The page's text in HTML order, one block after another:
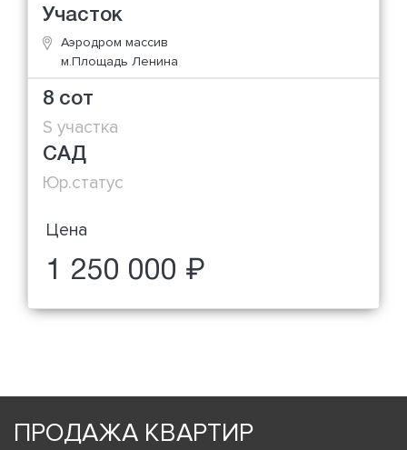
Участок
Аэродром массив
м.Площадь Ленина
8 сот
S участка
САД
Юр.статус
Цена
1 250 000 ₽
ПРОДАЖА КВАРТИР